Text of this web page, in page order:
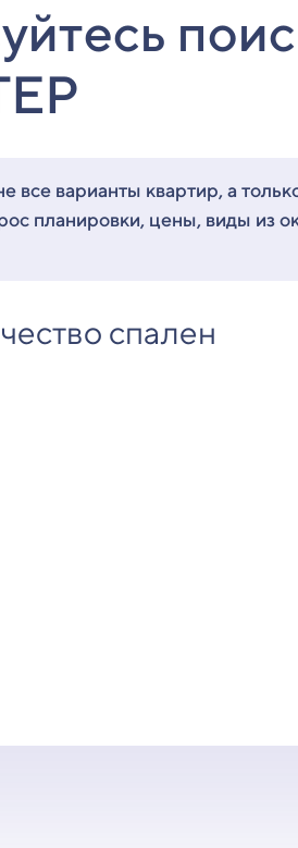
все варианты квартир, а
планировки, цены, виды
спален